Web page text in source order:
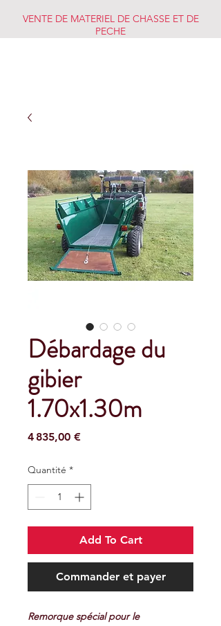
VENTE DE MATERIEL DE CHASSE ET DE
PECHE
Débardage du
gibier
1.70x1.30m
4 835,00 €Prix
Quantité *
Add To Cart
Commander et payer
Remorque spécial pour le